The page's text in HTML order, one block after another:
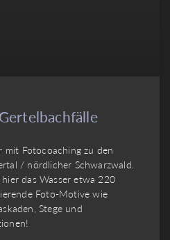
Fotocoaching zu den
/ nördlicher Schwarzwald.
das Wasser etwa 220
Foto-Motive wie
Stege und